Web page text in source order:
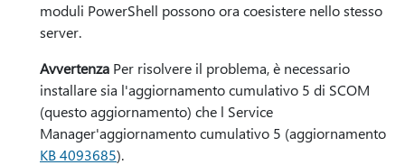
moduli PowerShell possono ora coesistere nello stesso
server.
Avvertenza Per risolvere il problema, è necessario
installare sia l'aggiornamento cumulativo 5 di SCOM
(questo aggiornamento) che l Service
Manager'aggiornamento cumulativo 5 (aggiornamento
KB 4093685).